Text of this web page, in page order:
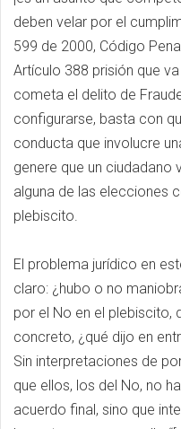
deben velar por el
599 de 2000, Código
Artículo 388 prisión que
cometa el delito de
configurarse, basta con
conducta que involucre
genere que un ciudadano
alguna de las elecciones
plebiscito.
El problema jurídico en
claro: ¿hubo o no
por el No en el plebiscito,
concreto, ¿qué dijo en
Sin interpretaciones de
que ellos, los del No, no
acuerdo final, sino que